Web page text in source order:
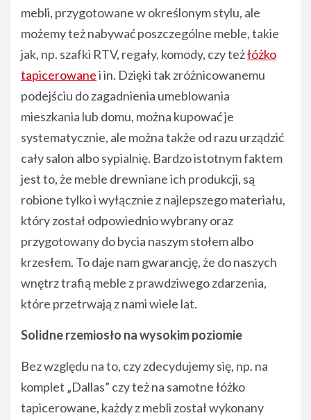
mebli, przygotowane w określonym stylu, ale
możemy też nabywać poszczególne meble, takie
jak, np. szafki RTV, regały, komody, czy teżłóżko
tapicerowanei in. Dzięki tak zróżnicowanemu
podejściu do zagadnienia umeblowania
mieszkania lub domu, można kupować je
systematycznie, ale można także od razu urządzić
cały salon albo sypialnię. Bardzo istotnym faktem
jest to, że meble drewniane ich produkcji, są
robione tylko i wyłącznie z najlepszego materiału,
który został odpowiednio wybrany oraz
przygotowany do bycia naszym stołem albo
krzesłem. To daje nam gwarancję, że do naszych
wnętrz trafią meble z prawdziwego zdarzenia,
które przetrwają z nami wiele lat.
Solidne rzemiosło na wysokim poziomie
Bez względu na to, czy zdecydujemy się, np. na
komplet „Dallas” czy też na samotne łóżko
tapicerowane, każdy z mebli został wykonany